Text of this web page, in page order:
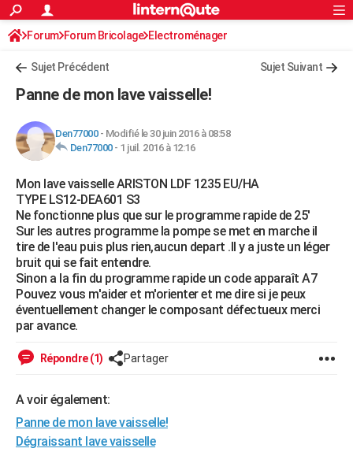
ACTUALITÉS
Politique
Société
Faits Divers
Education
Monde
Villes
+
Retraite
Impôts
Epargne
Immobilier
Risques naturels par ville
Banque
Assurance
Crédit
AUTO
HIGH-TECH
Mobiles
Meilleur smartphone
Internet
Ordinateurs
Jeux vidéo
Guide high-tech
BRICOLAGE
Forum
Aménagement intérieur
Extérieur
Cuisine
Salle de bains
Jardinage
Rangement
WEEK-END
Guides de France
Escapades
Patrimoine
Expositions
Musées
Week-end nature
+LIFESTYLE
Art de vivre
Bien-être
Loisirs
ModeModes de vie
SANTE
Alimentation
Guide de la santé
Maladies
Médicaments
Sommeil
Destinations
City break
Voyage nature
Voyage de noces
Forum
Climat
GUIDES D'ACHAT
BONS PLANS
S'inscrire
Connexion
Forum Forum Bricolage Electroménager
Sujet Précédent Sujet Suivant
Panne de mon lave vaisselle!
Den77000- Modifié le 30 juin 2016 à 08:58
Den77000- 1 juil. 2016 à 12:16
Mon lave vaisselle ARISTON LDF 1235 EU/HA
TYPE LS12-DEA601 S3
Ne fonctionne plus que sur le programme rapide de 25'
Sur les autres programme la pompe se met en marche il
tire de l'eau puis plus rien,aucun depart .Il y a juste un léger
bruit qui se fait entendre.
Sinon a la fin du programme rapide un code apparaît A7
Pouvez vous m'aider et m'orienter et me dire si je peux
éventuellement changer le composant défectueux merci
par avance.
Répondre (1) Partager
A voir également:
Panne de mon lave vaisselle!
Dégraissant lave vaisselle